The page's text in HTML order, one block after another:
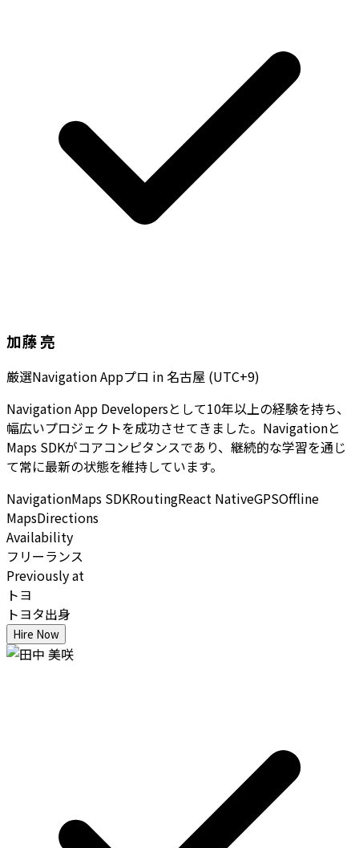
加藤 亮
厳選Navigation Appプロ in 名古屋 (UTC+9)
Navigation App Developersとして10年以上の経験を持ち、
幅広いプロジェクトを成功させてきました。Navigationと
Maps SDKがコアコンピタンスであり、継続的な学習を通じ
て常に最新の状態を維持しています。
NavigationMaps SDKRoutingReact NativeGPSOffline
MapsDirections
Availability
フリーランス
Previously at
トヨ
トヨタ出身
Hire Now